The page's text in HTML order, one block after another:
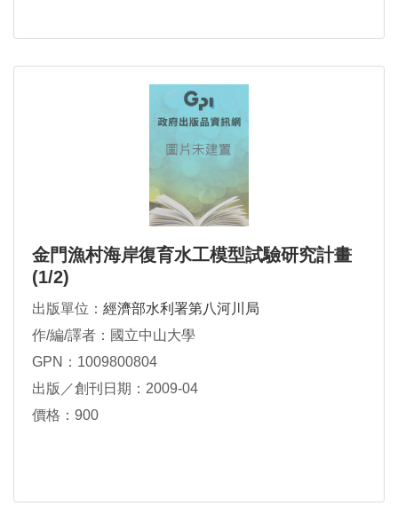
金門漁村海岸復育水工模型試驗研究計畫
(1/2)
出版單位： 經濟部水利署第八河川局
作/編/譯者：國立中山大學
GPN：1009800804
出版／創刊日期：2009-04
價格：900